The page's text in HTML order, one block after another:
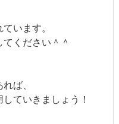
います。
ください＾＾
ば、
ていきましょう！